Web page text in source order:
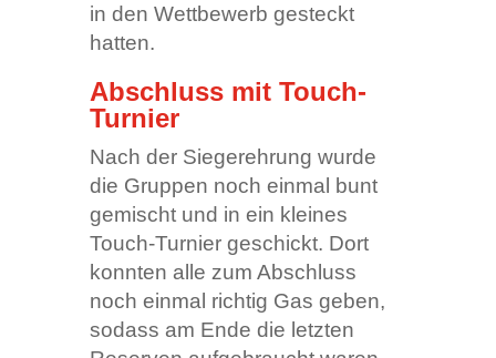
in den Wettbewerb gesteckt
hatten.
Abschluss mit Touch-
Turnier
Nach der Siegerehrung wurde
die Gruppen noch einmal bunt
gemischt und in ein kleines
Touch-Turnier geschickt. Dort
konnten alle zum Abschluss
noch einmal richtig Gas geben,
sodass am Ende die letzten